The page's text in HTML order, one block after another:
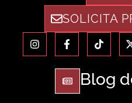
SOLICITA
Blog